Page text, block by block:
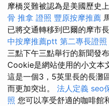
摩橋災難被認為是美國歷史
骨 推拿 證照 豐原按摩推薦
已將交通轉移到巴爾的摩市
中按摩推薦ptt 第二專長證照
三點下午三點舉行的新聞發
Cookie是網站使用的小文本
這是一個3，5英里長的長灘
而更加突出。 法人定義 seo
照 您可以享受舒適的咖啡館